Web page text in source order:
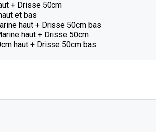
+ Drisse 50cm
et bas
haut + Drisse 50cm bas
haut + Drisse 50cm
haut + Drisse 50cm bas